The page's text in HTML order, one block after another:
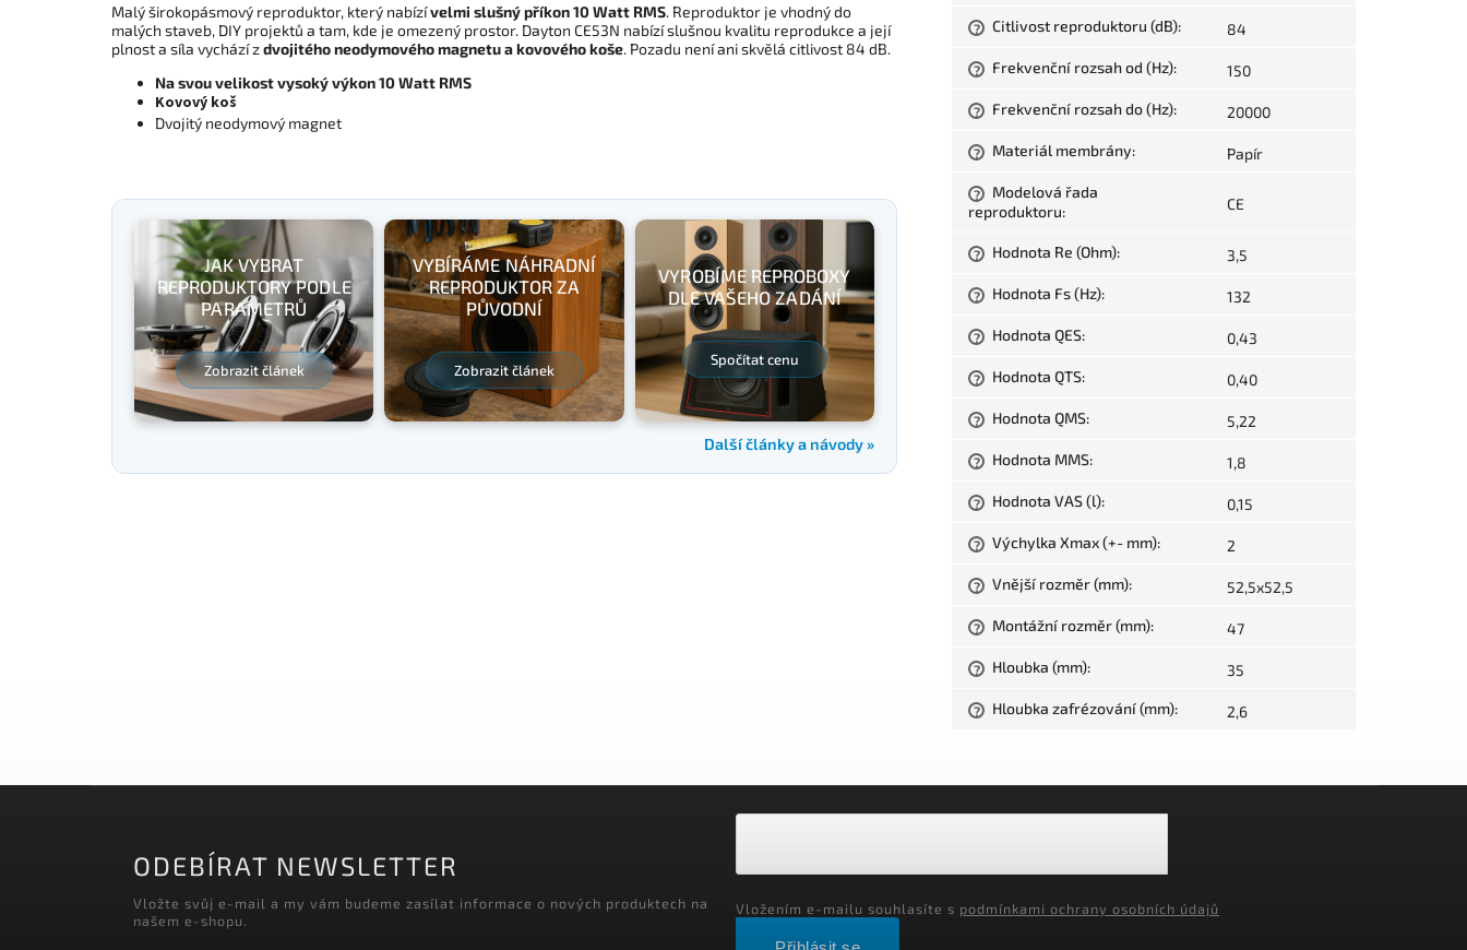
Malý širokopásmový reproduktor, který nabízívelmi slušný příkon 10 Watt RMS. Reproduktor je vhodný do
malých staveb, DIY projektů a tam, kde je omezený prostor. Dayton CE53N nabízí slušnou kvalitu reprodukce a její
plnost a síla vychází zdvojitého neodymového magnetu a kovového koše. Pozadu není ani skvělá citlivost 84 dB.
Na svou velikost vysoký výkon 10 Watt RMS
Kovový koš
Dvojitý neodymový magnet
JAK VYBRAT
REPRODUKTORY PODLE
PARAMETRŮ
Zobrazit článek
VYBÍRÁME NÁHRADNÍ
REPRODUKTOR ZA
PŮVODNÍ
Zobrazit článek
VYROBÍME REPROBOXY
DLE VAŠEHO ZADÁNÍ
Spočítat cenu
Další články a návody »
? Citlivost reproduktoru (dB): 84
? Frekvenční rozsah od (Hz): 150
? Frekvenční rozsah do (Hz): 20000
? Materiál membrány: Papír
?
Modelová řada
reproduktoru: CE
? Hodnota Re (Ohm): 3,5
? Hodnota Fs (Hz): 132
? Hodnota QES: 0,43
? Hodnota QTS: 0,40
? Hodnota QMS: 5,22
? Hodnota MMS: 1,8
? Hodnota VAS (l): 0,15
? Výchylka Xmax (+- mm): 2
? Vnější rozměr (mm): 52,5x52,5
? Montážní rozměr (mm): 47
? Hloubka (mm): 35
? Hloubka zafrézování (mm): 2,6
ODEBÍRAT NEWSLETTER
Vložte svůj e-mail a my vám budeme zasílat informace o nových produktech na
našem e-shopu.
Vložením e-mailu souhlasíte s podmínkami ochrany osobních údajů